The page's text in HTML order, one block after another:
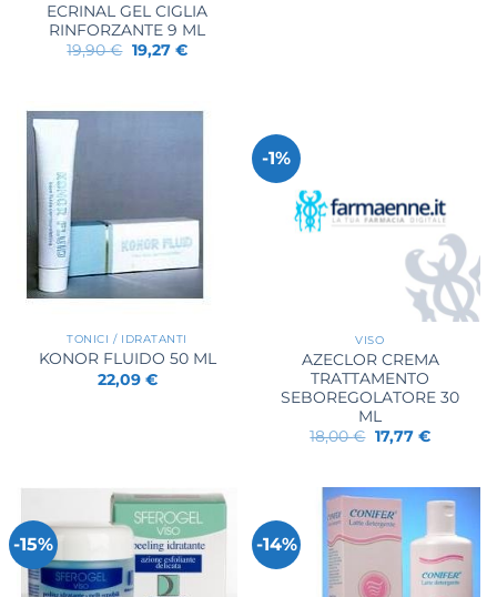
ECRINAL GEL CIGLIA
RINFORZANTE 9 ML
19,90€ Il
prezzo
19,90 €.
19,27 €Il
19,27 €.
TONICI / IDRATANTI
KONOR FLUIDO 50 ML
22,09 €
-1%
VISO
AZECLOR CREMA
TRATTAMENTO
SEBOREGOLATORE 30
ML
18,00€ Il
prezzo
18,00 €.
17,77 €Il
17,77 €.
-15% -14%